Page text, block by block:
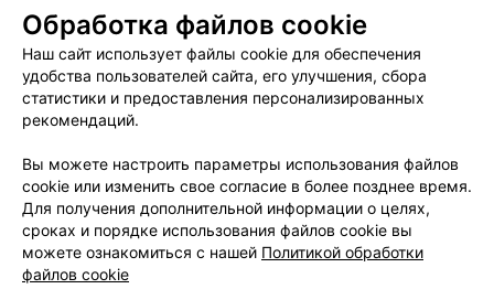
Пользовательское соглашение
Способы оплаты
Вакансии
Партнеры
Написать руководителю 103.by
Обработка персональных данных
Обработка файлов cookie
Наш сайт использует файлы cookie для обеспечения
удобства пользователей сайта, его улучшения, сбора
статистики и предоставления персонализированных
рекомендаций.
Вы можете настроить параметры использования файлов
cookie или изменить свое согласие в более позднее время.
Для получения дополнительной информации о целях,
сроках и порядке использования файлов cookie вы
можете ознакомиться с нашей Политикой обработки
файлов cookie